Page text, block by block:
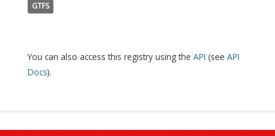
GTFS
You can also access this registry using the API (see API
Docs).